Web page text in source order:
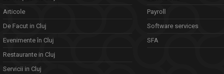
Articole
De Facut in Cluj
Evenimente în Cluj
Restaurante in Cluj
Servicii in Cluj
Payroll
Software services
SFA